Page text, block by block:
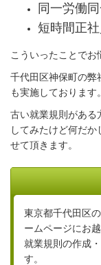
同一労働
短時間正
こういったことでお
千代田区神保町の弊
も実施しております。
古い就業規則がある
してみたけど何だ
せて頂きます。
東京都千代田区
ームページにお
就業規則の作成
す。